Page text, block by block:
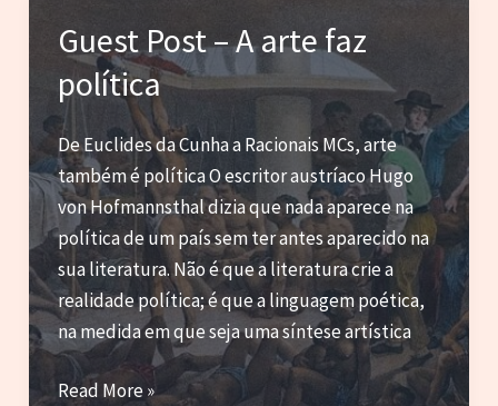
ou
como
homens
não
sabem
ouvir
(as
mulheres)
Guest Post – A arte faz
política
De Euclides da Cunha a Racionais MCs, arte
também é política O escritor austríaco Hugo
von Hofmannsthal dizia que nada aparece na
política de um país sem ter antes aparecido na
sua literatura. Não é que a literatura crie a
realidade política; é que a linguagem poética,
na medida em que seja uma síntese artística
Guest
Read More »